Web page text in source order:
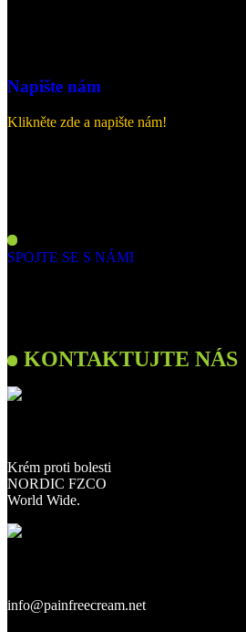
Napište nám
Klikněte zde a napište nám!
SPOJTE SE S NÁMI
KONTAKTUJTE NÁS
Krém proti bolesti
NORDIC FZCO
World Wide.
info@painfreecream.net